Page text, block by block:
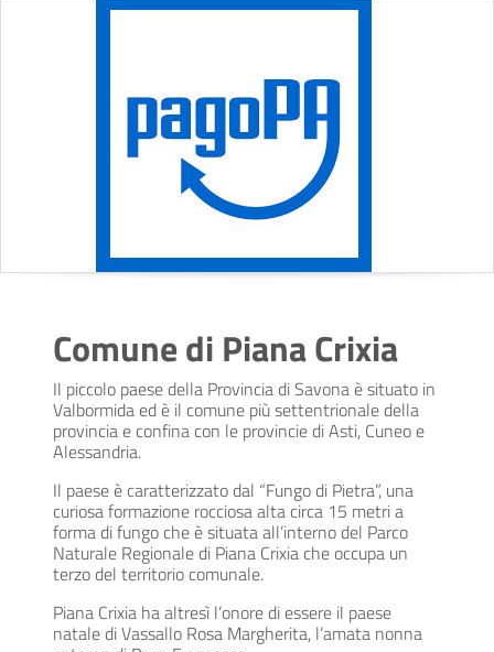
Comune di Piana Crixia
Il piccolo paese della Provincia di Savona è situato in
Valbormida ed è il comune più settentrionale della
provincia e confina con le provincie di Asti, Cuneo e
Alessandria.
Il paese è caratterizzato dal “Fungo di Pietra”, una
curiosa formazione rocciosa alta circa 15 metri a
forma di fungo che è situata all’interno del Parco
Naturale Regionale di Piana Crixia che occupa un
terzo del territorio comunale.
Piana Crixia ha altresì l’onore di essere il paese
natale di Vassallo Rosa Margherita, l’amata nonna